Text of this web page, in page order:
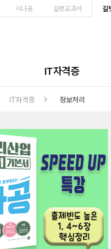
시나공 길벗교과서 길
IT자격증
워드프로세서
GTQ
ITQ
무료강좌
IT자격증 정보처리